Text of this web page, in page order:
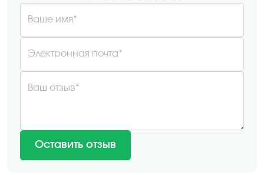
Ваше имя*
Электронная почта*
Ваш отзыв*
Оставить отзыв